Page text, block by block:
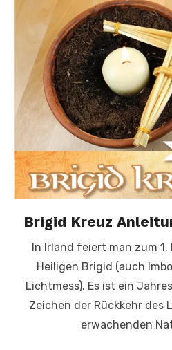
Brigid Kreuz
In Irland feiert man zum 1.
Heiligen Brigid (auch
Lichtmess). Es ist ein
Zeichen der Rückkehr des
erwachenden